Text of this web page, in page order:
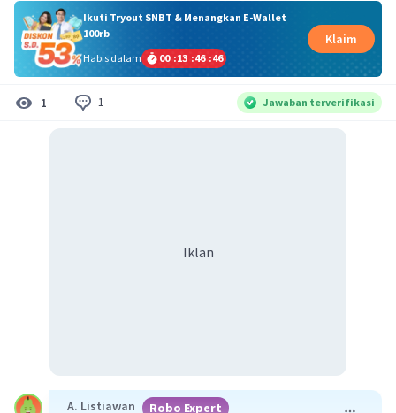
Ikuti Tryout SNBT & Menangkan E-Wallet
100rb
Habis dalam
00 :13 :46 :46
Klaim
1 1 Jawaban terverifikasi
Iklan
A. Listiawan Robo Expert